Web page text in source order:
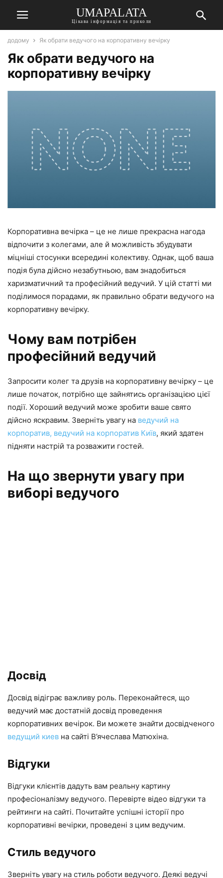
UMAPALATA
Цікава інформація та приколи
додому Як обрати ведучого на корпоративну вечірку
Як обрати ведучого на
корпоративну вечірку
Корпоративна вечірка – це не лише прекрасна нагода
відпочити з колегами, але й можливість збудувати
міцніші стосунки всередині колективу. Однак, щоб ваша
подія була дійсно незабутньою, вам знадобиться
харизматичний та професійний ведучий. У цій статті ми
поділимося порадами, як правильно обрати ведучого на
корпоративну вечірку.
Чому вам потрібен
професійний ведучий
Запросити колег та друзів на корпоративну вечірку – це
лише початок, потрібно ще зайнятись організацією цієї
події. Хороший ведучий може зробити ваше свято
дійсно яскравим. Зверніть увагу на ведучий на
корпоратив, ведучий на корпоратив Київ, який здатен
підняти настрій та розважити гостей.
На що звернути увагу при
виборі ведучого
Досвід
Досвід відіграє важливу роль. Переконайтеся, що
ведучий має достатній досвід проведення
корпоративних вечірок. Ви можете знайти досвідченого
ведущий киев на сайті В’ячеслава Матюхіна.
Відгуки
Відгуки клієнтів дадуть вам реальну картину
професіоналізму ведучого. Перевірте відео відгуки та
рейтинги на сайті. Почитайте успішні історії про
корпоративні вечірки, проведені з цим ведучим.
Стиль ведучого
Зверніть увагу на стиль роботи ведучого. Деякі ведучі